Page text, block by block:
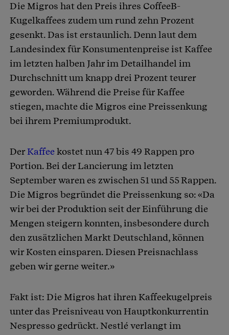
Die Migros hat den Preis ihres CoffeeB-
Kugelkaffees zudem um rund zehn Prozent
gesenkt. Das ist erstaunlich. Denn laut dem
Landesindex für Konsumentenpreise ist Kaffee
im letzten halben Jahr im Detailhandel im
Durchschnitt um knapp drei Prozent teurer
geworden. Während die Preise für Kaffee
stiegen, machte die Migros eine Preissenkung
bei ihrem Premiumprodukt.
DerKaffeekostet nun 47 bis 49 Rappen pro
Portion. Bei der Lancierung im letzten
September waren es zwischen 51 und 55 Rappen.
Die Migros begründet die Preissenkung so: «Da
wir bei der Produktion seit der Einführung die
Mengen steigern konnten, insbesondere durch
den zusätzlichen Markt Deutschland, können
wir Kosten einsparen. Diesen Preisnachlass
geben wir gerne weiter.»
Fakt ist: Die Migros hat ihren Kaffeekugelpreis
unter das Preisniveau von Hauptkonkurrentin
Nespresso gedrückt. Nestlé verlangt im